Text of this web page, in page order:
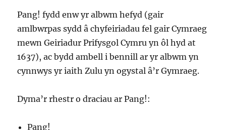
Pang! fydd enw yr albwm hefyd (gair
amlbwrpas sydd â chyfeiriadau fel gair Cymraeg
mewn Geiriadur Prifysgol Cymru yn ôl hyd at
1637), ac bydd ambell i bennill ar yr albwm yn
cynnwys yr iaith Zulu yn ogystal â’r Gymraeg.
Dyma’r rhestr o draciau ar Pang!:
Pang!